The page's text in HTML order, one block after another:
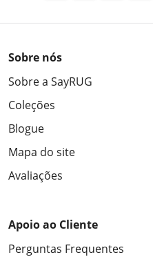
Sobre nós
Sobre a SayRUG
Coleções
Blogue
Mapa do site
Avaliações
Apoio ao Cliente
Perguntas Frequentes